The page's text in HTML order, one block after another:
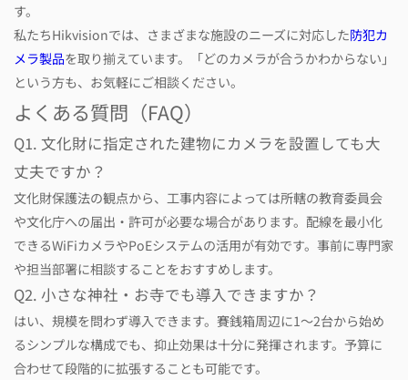
す。
私たちHikvisionでは、さまざまな施設のニーズに対応した防犯カ
メラ製品を取り揃えています。「どのカメラが合うかわからない」
という方も、お気軽にご相談ください。
よくある質問（FAQ）
Q1. 文化財に指定された建物にカメラを設置しても大
丈夫ですか？
文化財保護法の観点から、工事内容によっては所轄の教育委員会
や文化庁への届出・許可が必要な場合があります。配線を最小化
できるWiFiカメラやPoEシステムの活用が有効です。事前に専門家
や担当部署に相談することをおすすめします。
Q2. 小さな神社・お寺でも導入できますか？
はい、規模を問わず導入できます。賽銭箱周辺に1〜2台から始め
るシンプルな構成でも、抑止効果は十分に発揮されます。予算に
合わせて段階的に拡張することも可能です。